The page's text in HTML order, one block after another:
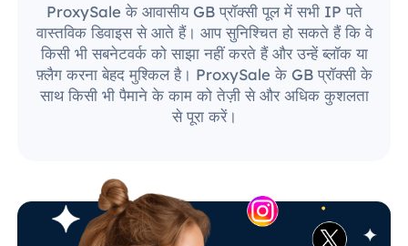
ProxySale के आवासीय GB प्रॉक्सी पूल में सभी IP पते
वास्तविक डिवाइस से आते हैं। आप सुनिश्चित हो सकते हैं कि वे
किसी भी सबनेटवर्क को साझा नहीं करते हैं और उन्हें ब्लॉक या
फ़्लैग करना बेहद मुश्किल है। ProxySale के GB प्रॉक्सी के
साथ किसी भी पैमाने के काम को तेज़ी से और अधिक कुशलता
से पूरा करें।